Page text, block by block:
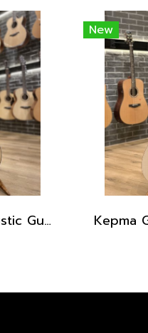
Kepma EAC Acoustic Guitar with gig bag
New